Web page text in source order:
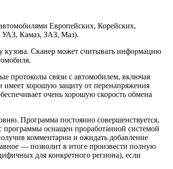
Европейских, Корейских,
УАЗ, Камаз, ЗАЗ, Маз).
кузова. Сканер может считывать информацию
протоколы связи с автомобилем, включая
имеет хорошую защиту от перенапряжения
очень хорошую скорость обмена
Программа постоянно совершенствуется,
программы оснащен проработанной системой
комментарии и ожидать добавление
— позволит в итоге произвести полную
для конкретного региона), если